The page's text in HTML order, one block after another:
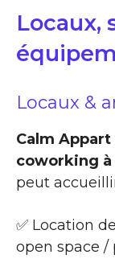
Locaux,
Locaux &
Calm
coworking à
peut
✅ Location
open space /